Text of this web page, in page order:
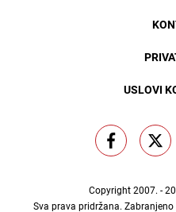
USLOVI
Copyright 2007. -
Sva prava pridržana.